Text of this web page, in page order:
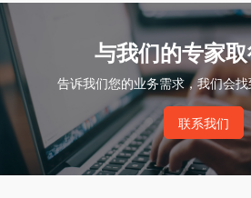
与我们的专家
告诉我们您的业务需求，我们会
联系我们